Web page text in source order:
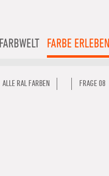
FARBWELT FARBE ERLEBEN
ALLE RAL FARBEN FRAGE 08